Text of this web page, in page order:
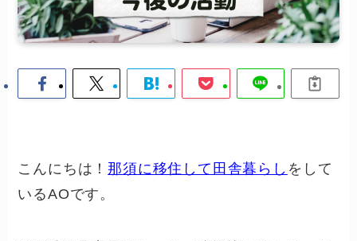
こんにちは！那須に移住して田舎暮らし をして
いるAOです。